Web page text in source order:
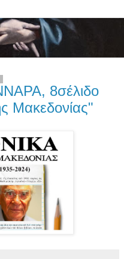
8σέλιδο
Μακεδονίας"